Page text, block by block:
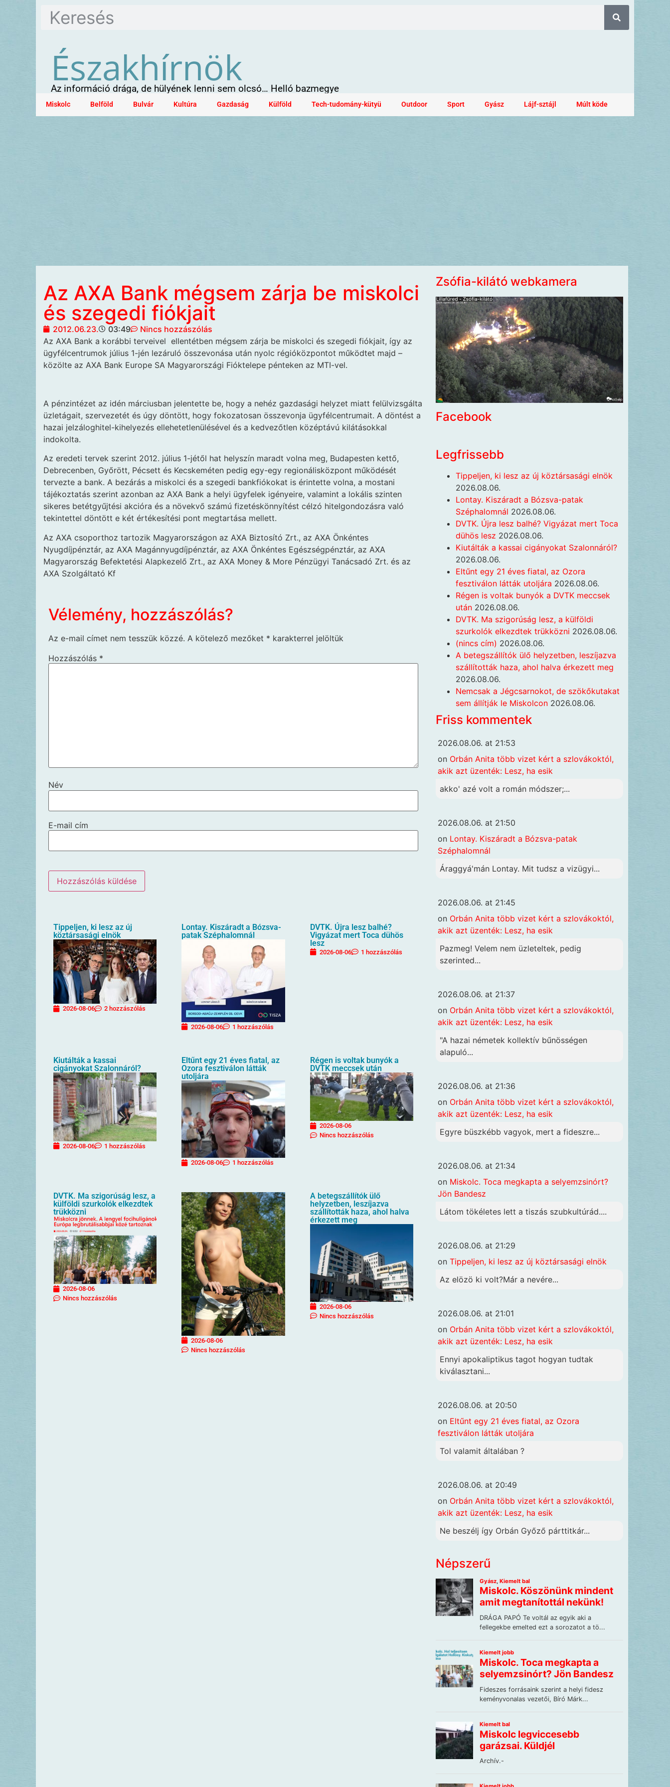
Északhírnök
Az információ drága, de hülyének lenni sem olcsó… Helló bazmegye
Miskolc Belföld Bulvár Kultúra Gazdaság Külföld Tech-tudomány-kütyü Outdoor Sport Gyász Lájf-sztájl Múlt köde
Az AXA Bank mégsem zárja be miskolci
és szegedi fiókjait
2012.06.23. 03:49
Nincs hozzászólás
Az AXA Bank a korábbi terveivel ellentétben mégsem zárja be miskolci és szegedi fiókjait, így az
ügyfélcentrumok július 1-jén lezáruló összevonása után nyolc régióközpontot működtet majd –
közölte az AXA Bank Europe SA Magyarországi Fióktelepe pénteken az MTI-vel.
A pénzintézet az idén márciusban jelentette be, hogy a nehéz gazdasági helyzet miatt felülvizsgálta
üzletágait, szervezetét és úgy döntött, hogy fokozatosan összevonja ügyfélcentrumait. A döntést a
hazai jelzáloghitel-kihelyezés ellehetetlenülésével és a kedvezőtlen középtávú kilátásokkal
indokolta.
Az eredeti tervek szerint 2012. július 1-jétől hat helyszín maradt volna meg, Budapesten kettő,
Debrecenben, Győrött, Pécsett és Kecskeméten pedig egy-egy regionálisközpont működését
tervezte a bank. A bezárás a miskolci és a szegedi bankfiókokat is érintette volna, a mostani
tájékoztatás szerint azonban az AXA Bank a helyi ügyfelek igényeire, valamint a lokális szinten
sikeres betétgyűjtési akcióra és a növekvő számú fizetéskönnyítést célzó hitelgondozásra való
tekintettel döntött e két értékesítési pont megtartása mellett.
Az AXA csoporthoz tartozik Magyarországon az AXA Biztosító Zrt., az AXA Önkéntes
Nyugdíjpénztár, az AXA Magánnyugdíjpénztár, az AXA Önkéntes Egészségpénztár, az AXA
Magyarország Befektetési Alapkezelő Zrt., az AXA Money & More Pénzügyi Tanácsadó Zrt. és az
AXA Szolgáltató Kf
Vélemény, hozzászólás?
Az e-mail címet nem tesszük közzé. A kötelező mezőket * karakterrel jelöltük
Hozzászólás *
Név
E-mail cím
Tippeljen, ki lesz az új
köztársasági elnök
2026-08-06 2 hozzászólás
Lontay. Kiszáradt a Bózsva-
patak Széphalomnál
2026-08-06 1 hozzászólás
DVTK. Újra lesz balhé?
Vigyázat mert Toca dühös
lesz
2026-08-06 1 hozzászólás
Kiutálták a kassai
cigányokat Szalonnáról?
2026-08-06 1 hozzászólás
Eltűnt egy 21 éves fiatal, az
Ozora fesztiválon látták
utoljára
2026-08-06 1 hozzászólás
Régen is voltak bunyók a
DVTK meccsek után
2026-08-06
Nincs hozzászólás
DVTK. Ma szigorúság lesz, a
külföldi szurkolók elkezdtek
trükközni
2026-08-06
Nincs hozzászólás
2026-08-06
Nincs hozzászólás
A betegszállítók ülő
helyzetben, leszíjazva
szállították haza, ahol halva
érkezett meg
2026-08-06
Nincs hozzászólás
Zsófia-kilátó webkamera
Facebook
Legfrissebb
Tippeljen, ki lesz az új köztársasági elnök
2026.08.06.
Lontay. Kiszáradt a Bózsva-patak
Széphalomnál 2026.08.06.
DVTK. Újra lesz balhé? Vigyázat mert Toca
dühös lesz 2026.08.06.
Kiutálták a kassai cigányokat Szalonnáról?
2026.08.06.
Eltűnt egy 21 éves fiatal, az Ozora
fesztiválon látták utoljára 2026.08.06.
Régen is voltak bunyók a DVTK meccsek
után 2026.08.06.
DVTK. Ma szigorúság lesz, a külföldi
szurkolók elkezdtek trükközni 2026.08.06.
(nincs cím) 2026.08.06.
A betegszállítók ülő helyzetben, leszíjazva
szállították haza, ahol halva érkezett meg
2026.08.06.
Nemcsak a Jégcsarnokot, de szökőkutakat
sem állítják le Miskolcon 2026.08.06.
Friss kommentek
2026.08.06. at 21:53
on Orbán Anita több vizet kért a szlovákoktól,
akik azt üzenték: Lesz, ha esik
akko' azé volt a román módszer;...
2026.08.06. at 21:50
on Lontay. Kiszáradt a Bózsva-patak
Széphalomnál
Áraggyá'mán Lontay. Mit tudsz a vizügyi...
2026.08.06. at 21:45
on Orbán Anita több vizet kért a szlovákoktól,
akik azt üzenték: Lesz, ha esik
Pazmeg! Velem nem üzleteltek, pedig
szerinted...
2026.08.06. at 21:37
on Orbán Anita több vizet kért a szlovákoktól,
akik azt üzenték: Lesz, ha esik
"A hazai németek kollektív bűnösségen
alapuló...
2026.08.06. at 21:36
on Orbán Anita több vizet kért a szlovákoktól,
akik azt üzenték: Lesz, ha esik
Egyre büszkébb vagyok, mert a fideszre...
2026.08.06. at 21:34
on Miskolc. Toca megkapta a selyemzsinórt?
Jön Bandesz
Látom tökéletes lett a tiszás szubkultúrád....
2026.08.06. at 21:29
on Tippeljen, ki lesz az új köztársasági elnök
Az elözö ki volt?Már a nevére...
2026.08.06. at 21:01
on Orbán Anita több vizet kért a szlovákoktól,
akik azt üzenték: Lesz, ha esik
Ennyi apokaliptikus tagot hogyan tudtak
kiválasztani...
2026.08.06. at 20:50
on Eltűnt egy 21 éves fiatal, az Ozora
fesztiválon látták utoljára
Tol valamit általában ?
2026.08.06. at 20:49
on Orbán Anita több vizet kért a szlovákoktól,
akik azt üzenték: Lesz, ha esik
Ne beszélj így Orbán Győző párttitkár...
Népszerű